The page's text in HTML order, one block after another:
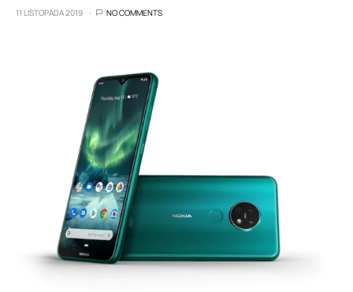
11 LISTOPADA 2019 NO COMMENTS